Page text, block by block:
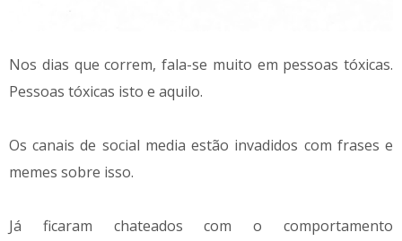
Nos dias que correm, fala-se muito em pessoas tóxicas.
Pessoas tóxicas isto e aquilo.
Os canais de social media estão invadidos com frases e
memes sobre isso.
Já ficaram chateados com o comportamento